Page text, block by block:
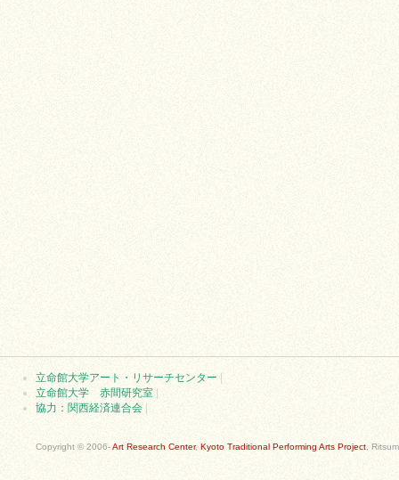
立命館大学アート・リサーチセンター
立命館大学 赤間研究室
協力：関西経済連合会
Copyright © 2006-Art Research Center, Kyoto Traditional Performing Arts Project ,